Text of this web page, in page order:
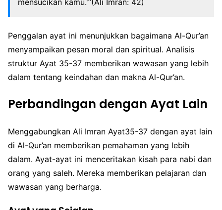
Penggalan ayat ini menunjukkan bagaimana Al-Qur’an
menyampaikan pesan moral dan spiritual. Analisis
struktur Ayat 35-37 memberikan wawasan yang lebih
dalam tentang keindahan dan makna Al-Qur’an.
Perbandingan dengan Ayat Lain
Menggabungkan Ali Imran Ayat35-37 dengan ayat lain
di Al-Qur’an memberikan pemahaman yang lebih
dalam. Ayat-ayat ini menceritakan kisah para nabi dan
orang yang saleh. Mereka memberikan pelajaran dan
wawasan yang berharga.